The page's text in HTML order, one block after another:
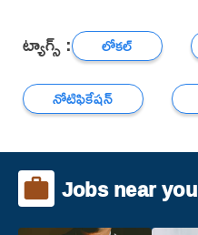
ట్యాగ్స్ : లోకల్
నోటిఫికేషన్
Jobs near you